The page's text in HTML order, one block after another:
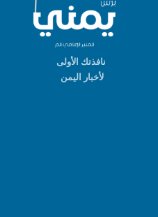
نافذتك الأولى
لأخبار اليمن